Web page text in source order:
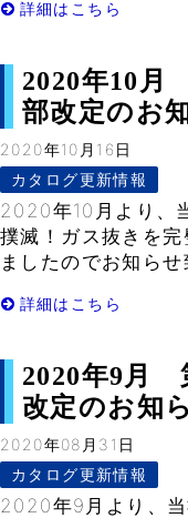
詳細はこちら
2020年10月
部改定のお
2020年10月16日
カタログ更新情報
2020年10月より、
撲滅！ガス抜きを
ましたのでお知ら
詳細はこちら
2020年9月
改定のお知
2020年08月31日
カタログ更新情報
2020年9月より、